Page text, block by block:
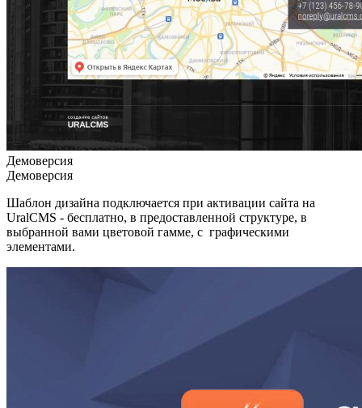
Демоверсия
Демоверсия
Шаблон дизайна подключается при активации сайта на
UralCMS - бесплатно, в предоставленной структуре, в
выбранной вами цветовой гамме, с графическими
элементами.